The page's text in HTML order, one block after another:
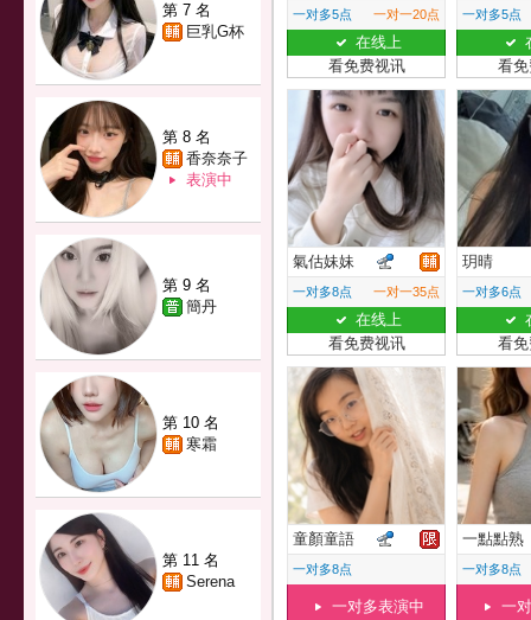
第 7 名
巨乳G杯
第 8 名
香奈奈子
表演中
第 9 名
簡丹
第 10 名
寒霜
第 11 名
Serena
一对多5点 一对一20点
在线上
看免费视讯
一对多5点
看
氣估妹妹
一对多8点 一对一35点
在线上
看免费视讯
玥晴
一对多6点
看
童顏童語
一对多8点
一对多表演中
一點點熟
一对多8点
一